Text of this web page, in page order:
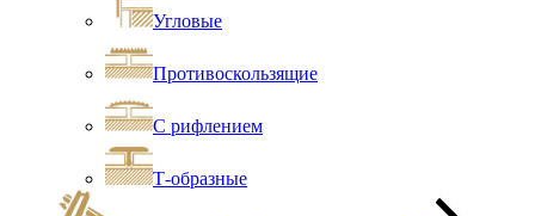
Угловые
Противоскользящие
С рифлением
Т-образные